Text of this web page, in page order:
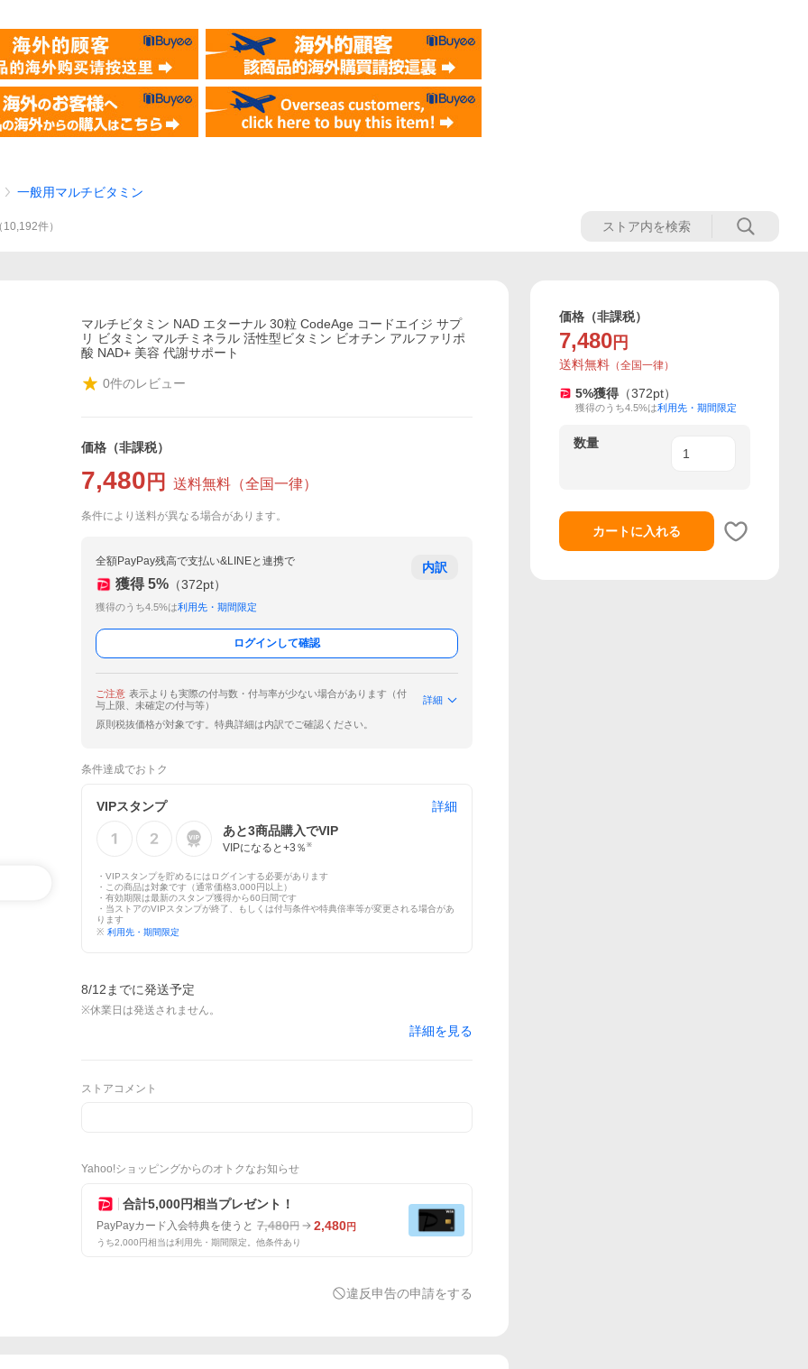
一般用マルチビタミン
10,192件）
マルチビタミン NAD エターナル 30粒 CodeAge コードエイジ サプ
リ ビタミン マルチミネラル 活性型ビタミン ビオチン アルファリポ
酸 NAD+ 美容 代謝サポート
0件のレビュー
価格 （非課税）
7,480 円 送料無料 （全国一律）
条件により送料が異なる場合があります。
全額PayPay残高で支払い&LINEと連携で
獲得 5% （372pt）
獲得のうち4.5%は利用先・期間限定
内訳
ログインして確認
ご注意 表示よりも実際の付与数・付与率が少ない場合があります（付
与上限、未確定の付与等）
詳細
原則税抜価格が対象です。特典詳細は内訳でご確認ください。
条件達成でおトク
VIPスタンプ
詳細
あと3商品購入でVIP
VIPになると+3 ％ ※
・VIPスタンプを貯めるにはログインする必要があります
・この商品は対象です（通常価格3,000円以上）
・有効期限は最新のスタンプ獲得から60日間です
・当ストアのVIPスタンプが終了、もしくは付与条件や特典倍率等が変更される場合があ
ります
※ 利用先・期間限定
8/12までに発送予定
※休業日は発送されません。
詳細を見る
ストアコメント
Yahoo!ショッピングからのオトクなお知らせ
合計5,000円相当プレゼント！
PayPayカード入会特典を使うと 7,480円 2,480円
うち2,000円相当は利用先・期間限定。他条件あり
違反申告の申請をする
価格（非課税）
7,480 円
送料無料 （全国一律）
5%獲得 （372pt）
獲得のうち4.5%は利用先・期間限定
数量
カートに入れる